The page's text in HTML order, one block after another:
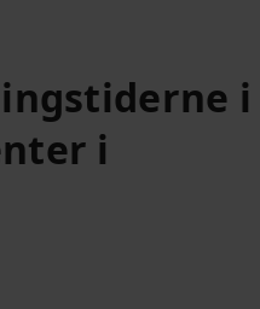
i
i